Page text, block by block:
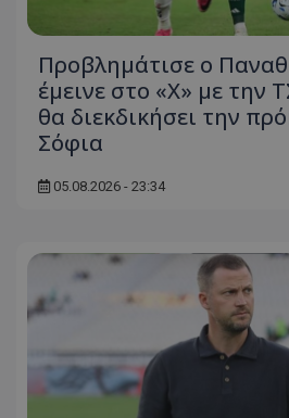
Προβλημάτισε ο
έμεινε στο «Χ» με την
θα διεκδικήσει την
Σόφια
05.08.2026 - 23:34